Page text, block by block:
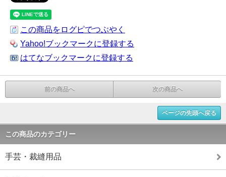
この商品をログピでつぶやく
Yahoo!ブックマークに登録する
はてなブックマークに登録する
前の商品へ 次の商品へ
ページの先頭へ戻る
この商品のカテゴリー
手芸・裁縫用品